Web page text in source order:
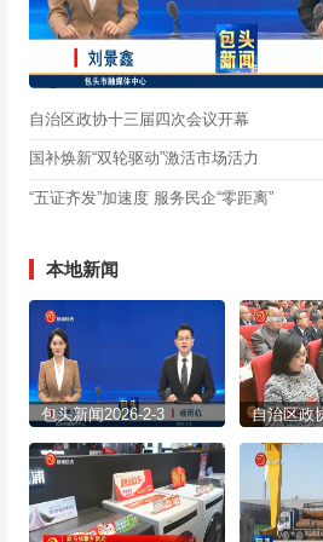
自治区政协十三届四次会议开幕
国补焕新“双轮驱动”激活市场活力
“五证齐发”加速度 服务民企“零距离”
本地新闻
包头新闻2026-2-3